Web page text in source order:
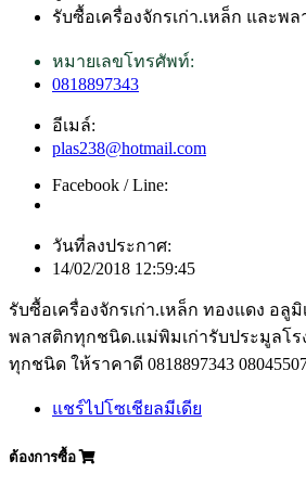
รับซื้อเครื่องจักรเก่า.เหล็ก และพ
หมายเลขโทรศัพท์:
0818897343
อีเมล์:
plas238@hotmail.com
Facebook / Line:
วันที่ลงประกาศ:
14/02/2018 12:59:45
รับซื้อเครื่องจักรเก่า.เหล็ก ทองแดง อลูมิ
พลาสติกทุกชนิด.แม่พิมเก่ารับประมูลโร
ทุกชนิด ให้ราคาดี 0818897343
แชร์ไปโซเชียลมีเดีย
ต้องการซื้อ